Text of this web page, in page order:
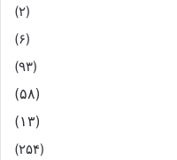
(۲)
(۶)
(۹۳)
(۵۸)
(۱۳)
(۲۵۴)